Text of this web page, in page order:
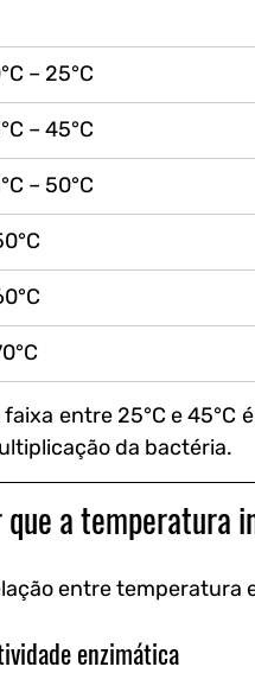
– 25°C
– 45°C
– 50°C
entre 25°C e 45°C
da bactéria.
que a temperatura
entre temperatura
enzimática